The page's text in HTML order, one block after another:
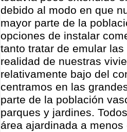
debido al modo en que
mayor parte de la
opciones de instalar
tanto tratar de emular
realidad de nuestras
relativamente bajo del
centramos en las
parte de la población
parques y jardines.
área ajardinada a